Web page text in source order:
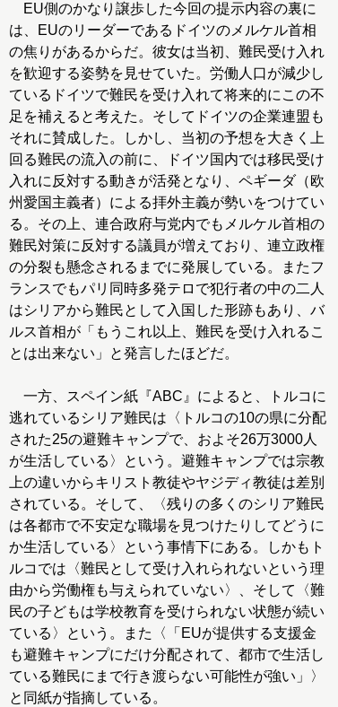
EU側のかなり譲歩した今回の提示内容の裏に
は、EUのリーダーであるドイツのメルケル首相
の焦りがあるからだ。彼女は当初、難民受け入れ
を歓迎する姿勢を見せていた。労働人口が減少し
ているドイツで難民を受け入れて将来的にこの不
足を補えると考えた。そしてドイツの企業連盟も
それに賛成した。しかし、当初の予想を大きく上
回る難民の流入の前に、ドイツ国内では移民受け
入れに反対する動きが活発となり、ペギーダ（欧
州愛国主義者）による拝外主義が勢いをつけてい
る。その上、連合政府与党内でもメルケル首相の
難民対策に反対する議員が増えており、連立政権
の分裂も懸念されるまでに発展している。またフ
ランスでもパリ同時多発テロで犯行者の中の二人
はシリアから難民として入国した形跡もあり、バ
ルス首相が「もうこれ以上、難民を受け入れるこ
とは出来ない」と発言したほどだ。
一方、スペイン紙『ABC』によると、トルコに
逃れているシリア難民は〈トルコの10の県に分配
された25の避難キャンプで、およそ26万3000人
が生活している〉という。避難キャンプでは宗教
上の違いからキリスト教徒やヤジディ教徒は差別
されている。そして、〈残りの多くのシリア難民
は各都市で不安定な職場を見つけたりしてどうに
か生活している〉という事情下にある。しかもト
ルコでは〈難民として受け入れられないという理
由から労働権も与えられていない〉、そして〈難
民の子どもは学校教育を受けられない状態が続い
ている〉という。また〈「EUが提供する支援金
も避難キャンプにだけ分配されて、都市で生活し
ている難民にまで行き渡らない可能性が強い」〉
と同紙が指摘している。